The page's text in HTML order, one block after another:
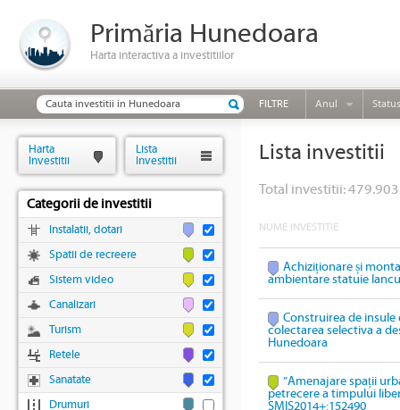
Primăria Hunedoara
Harta interactiva a investitiilor
FILTRE Anul Status
Lista investitii
Total investitii:
NUME INVESTITIE
Achiziționare și
ambientare statuie
Construirea de
colectarea selectiva a
Hunedoara
”Amenajare spații
petrecere a timpului
SMIS2014+:152490
Harta
Investitii
Lista
Investitii
Categorii de investitii
Instalatii, dotari
Spatii de recreere
Sistem video
Canalizari
Turism
Retele
Sanatate
Drumuri